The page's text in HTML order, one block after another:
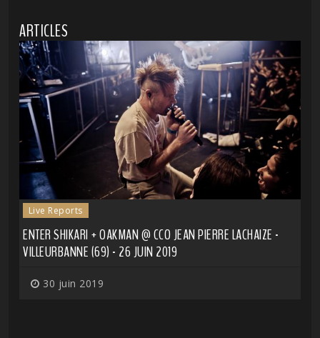
ARTICLES
Live Reports
ENTER SHIKARI + OAKMAN @ CCO JEAN PIERRE LACHAIZE -
VILLEURBANNE (69) - 26 JUIN 2019
30 juin 2019